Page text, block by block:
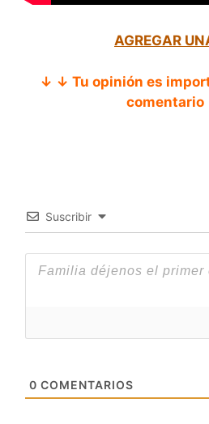
AGREGAR
↓ ↓ Tu opinión es
Suscribir
0 COMENTARIOS